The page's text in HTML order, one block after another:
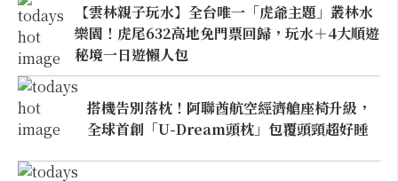
【雲林親子玩水】全台唯一「虎爺主題」叢林水
樂園！虎尾632高地免門票回歸，玩水＋4大順遊
秘境一日遊懶人包
搭機告別落枕！阿聯酋航空經濟艙座椅升級，
全球首創「U-Dream頭枕」包覆頭頸超好睡